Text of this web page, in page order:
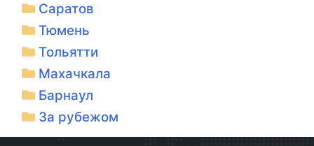
Саратов
Тюмень
Тольятти
Махачкала
Барнаул
За рубежом